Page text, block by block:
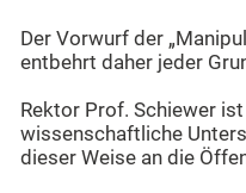
Der Vorwurf der
entbehrt daher jeder
Rektor Prof. Schiewer
wissenschaftliche
dieser Weise an die